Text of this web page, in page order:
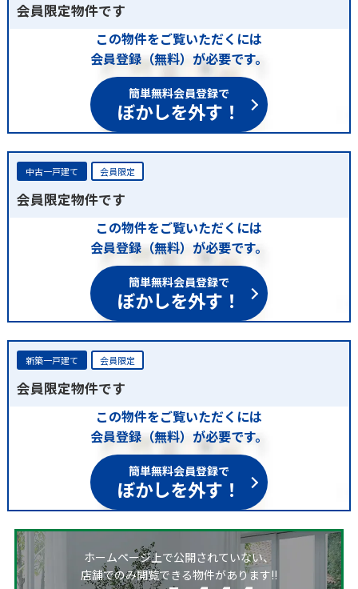
会員限定物件です
この物件をご覧いただくには
会員登録（無料）が必要です。
簡単無料会員登録で
ぼかしを外す！
中古一戸建て 会員限定
会員限定物件です
この物件をご覧いただくには
会員登録（無料）が必要です。
簡単無料会員登録で
ぼかしを外す！
新築一戸建て 会員限定
会員限定物件です
この物件をご覧いただくには
会員登録（無料）が必要です。
簡単無料会員登録で
ぼかしを外す！
ホームページ上で公開されていない、
店舗でのみ閲覧できる物件があります!!